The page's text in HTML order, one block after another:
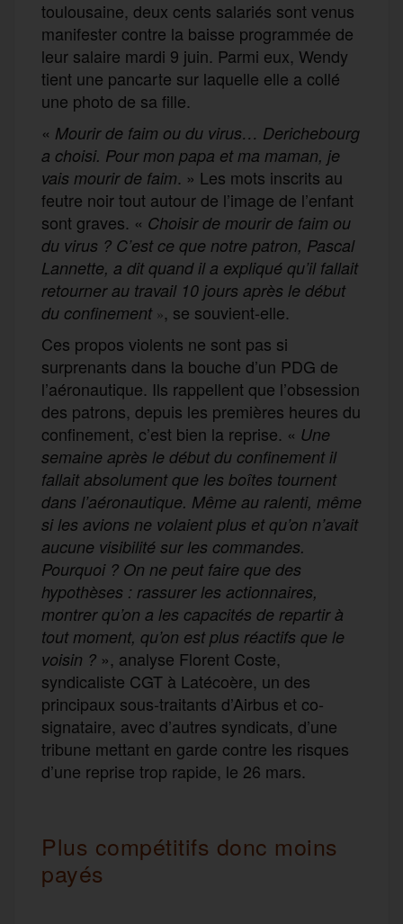
toulousaine, deux cents salariés sont venus
manifester contre la baisse programmée de
leur salaire mardi 9 juin. Parmi eux, Wendy
tient une pancarte sur laquelle elle a collé
une photo de sa fille.
« Mourir de faim ou du virus… Derichebourg
a choisi. Pour mon papa et ma maman, je
vais mourir de faim. » Les mots inscrits au
feutre noir tout autour de l’image de l’enfant
sont graves. « Choisir de mourir de faim ou
du virus ? C’est ce que notre patron, Pascal
Lannette, a dit quand il a expliqué qu’il fallait
retourner au travail 10 jours après le début
du confinement », se souvient-elle.
Ces propos violents ne sont pas si
surprenants dans la bouche d’un PDG de
l’aéronautique. Ils rappellent que l’obsession
des patrons, depuis les premières heures du
confinement, c’est bien la reprise. « Une
semaine après le début du confinement il
fallait absolument que les boîtes tournent
dans l’aéronautique. Même au ralenti, même
si les avions ne volaient plus et qu’on n’avait
aucune visibilité sur les commandes.
Pourquoi ? On ne peut faire que des
hypothèses : rassurer les actionnaires,
montrer qu’on a les capacités de repartir à
tout moment, qu’on est plus réactifs que le
voisin ? », analyse Florent Coste,
syndicaliste CGT à Latécoère, un des
principaux sous-traitants d’Airbus et co-
signataire, avec d’autres syndicats, d’une
tribune mettant en garde contre les risques
d’une reprise trop rapide, le 26 mars.
Plus compétitifs donc moins
payés